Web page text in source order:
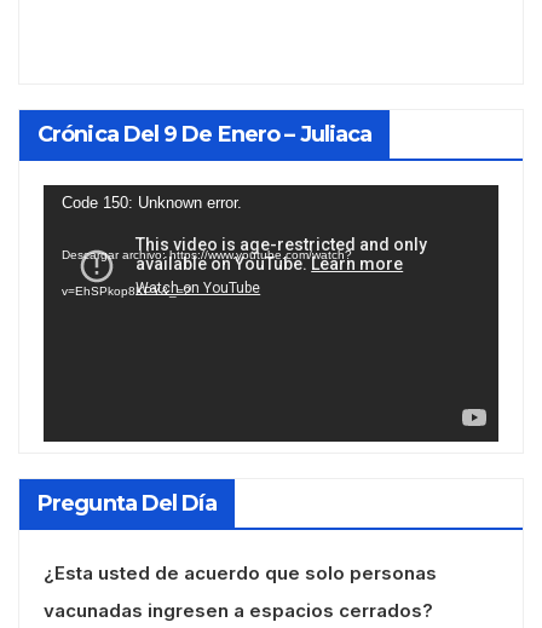
Crónica Del 9 De Enero – Juliaca
Reproductor
vídeo
Code 150: Unknown error.
Descargar archivo: https://www.youtube.com/watch?
v=EhSPkop8KPY&_=2
Pregunta Del Día
¿Esta usted de acuerdo que solo personas
vacunadas ingresen a espacios cerrados?